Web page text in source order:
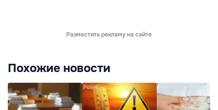
Разместить рекламу на сайте
Похожие новости